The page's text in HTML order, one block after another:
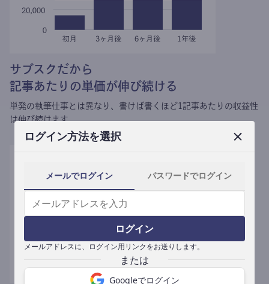
ログイン方法を選択
メールでログイン パスワードでログイン
ログイン
メールアドレスに、ログイン用リンクをお送りします。
Googleでログイン
サブスクだから
記事あたりの単価が伸び続ける
単発の執筆仕事とは異なり、 書けば書くほど1記事あたりの収益性
は伸び続けます。